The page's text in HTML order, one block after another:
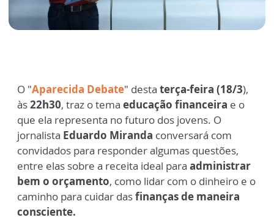
O "Aparecida Debate" desta terça-feira (18/3),
às22h30, traz o tema educação financeira e o
que ela representa no futuro dos jovens. O
jornalista Eduardo Miranda conversará com
convidados para responder algumas questões,
entre elas sobre a receita ideal para administrar
bem o orçamento, como lidar com o dinheiro e o
caminho para cuidar dasfinanças de maneira
consciente.